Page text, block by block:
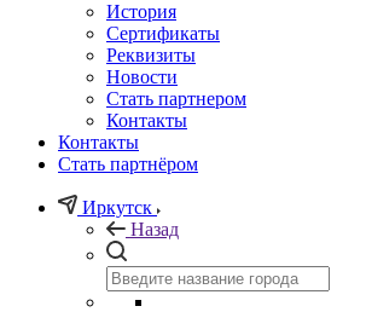
История
Сертификаты
Реквизиты
Новости
Стать партнером
Контакты
Контакты
Стать партнёром
Иркутск
Назад